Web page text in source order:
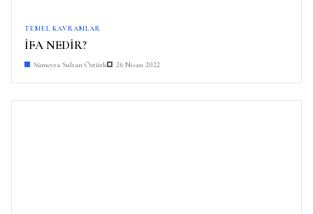
TEMEL KAVRAMLAR
İFA NEDİR?
Sümeyra Sultan Öztürk 26 Nisan 2022